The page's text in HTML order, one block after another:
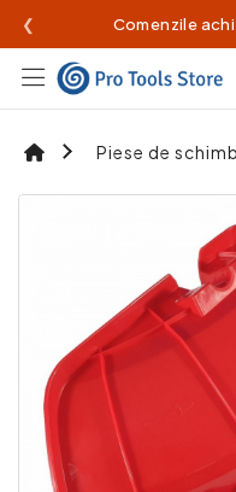
❮ Comenzile
Piese de